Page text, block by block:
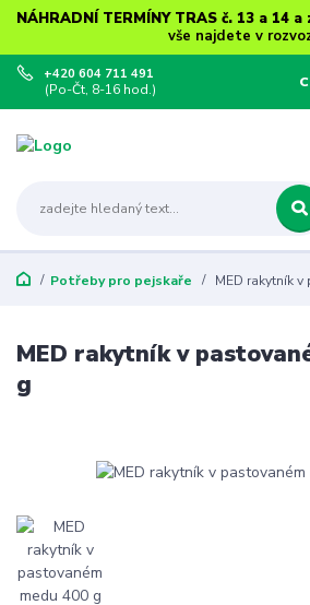
NÁHRADNÍ TERMÍNY TRAS č. 13 a 14
vše najdete v
+420 604 711 491
(Po-Čt, 8-16 hod.)
Potřeby pro pejskaře MED rakytník
MED rakytník v
g